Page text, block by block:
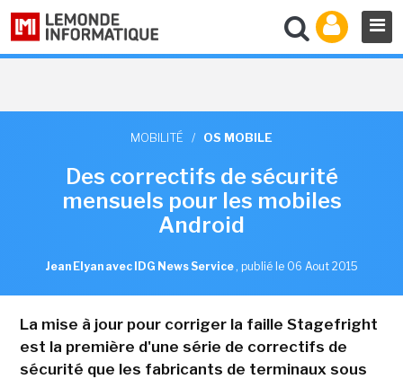
MOBILITÉ / OS MOBILE
Des correctifs de sécurité
mensuels pour les mobiles
Android
Jean Elyan avec IDG News Service , publié le 06 Aout 2015
La mise à jour pour corriger la faille Stagefright
est la première d'une série de correctifs de
sécurité que les fabricants de terminaux sous